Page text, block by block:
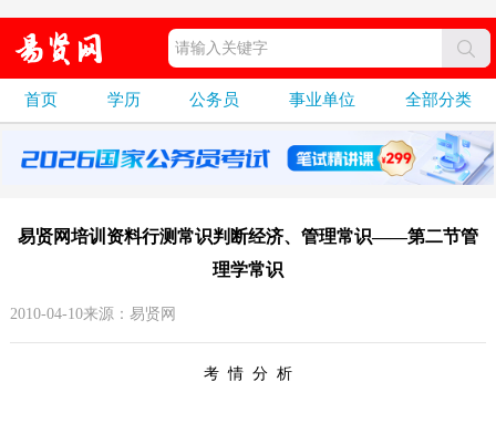
首页 学历 公务员 事业单位 全部分类
易贤网培训资料行测常识判断经济、管理常识——第二节管
理学常识
2010-04-10来源：易贤网
考 情 分 析